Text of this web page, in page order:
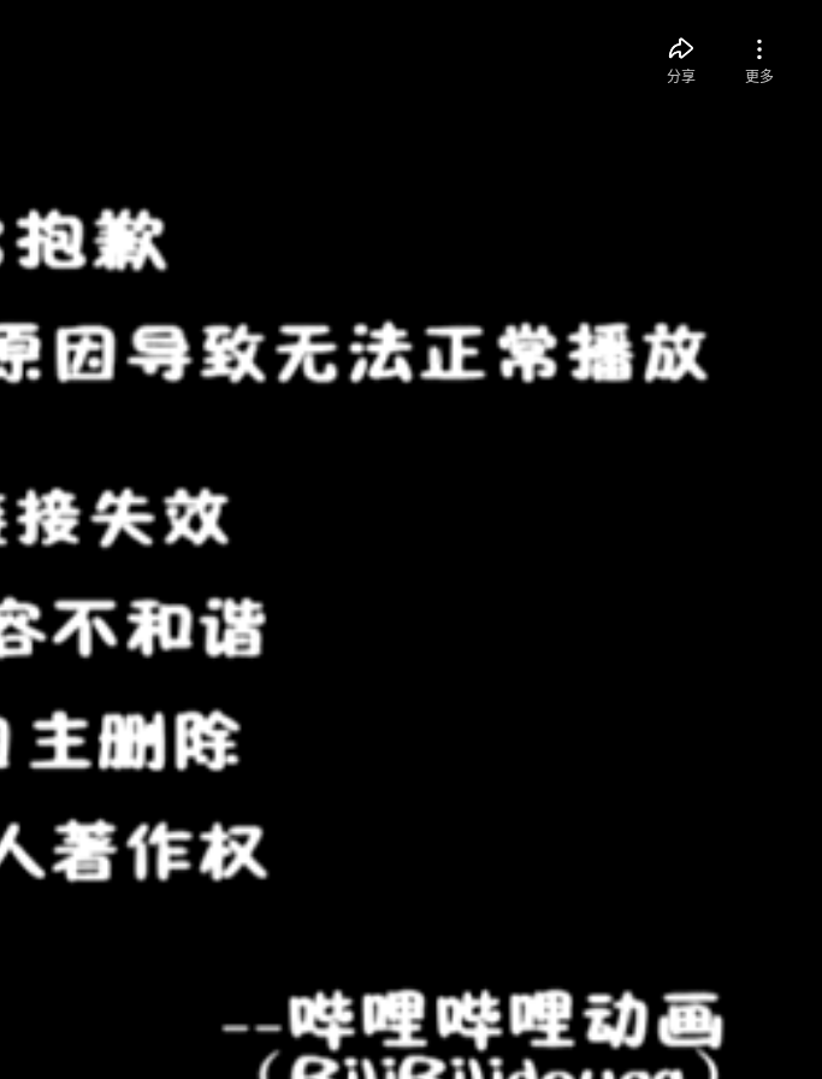
分享 更多